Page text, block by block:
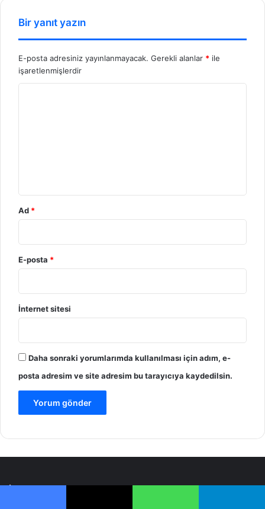
Bir yanıt yazın
E-posta adresiniz yayınlanmayacak. Gerekli alanlar * ile
işaretlenmişlerdir
Ad *
E-posta *
İnternet sitesi
Daha sonraki yorumlarımda kullanılması için adım, e-
posta adresim ve site adresim bu tarayıcıya kaydedilsin.